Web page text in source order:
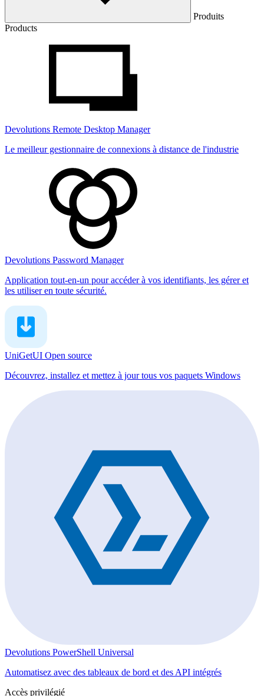
Produits
Products
Devolutions Remote Desktop Manager
Le meilleur gestionnaire de connexions à distance de l'industrie
Devolutions Password Manager
Application tout-en-un pour accéder à vos identifiants, les gérer et
les utiliser en toute sécurité.
UniGetUI Open source
Découvrez, installez et mettez à jour tous vos paquets Windows
Devolutions PowerShell Universal
Automatisez avec des tableaux de bord et des API intégrés
Accès privilégié